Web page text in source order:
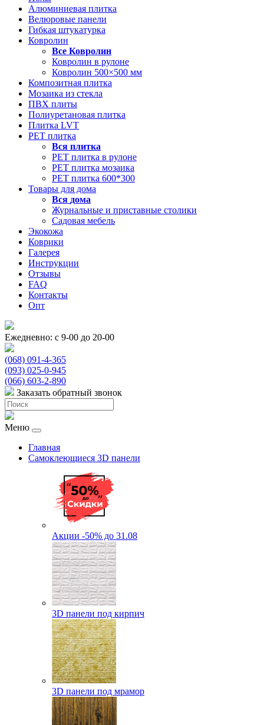
Алюминиевая плитка
Велюровые панели
Гибкая штукатурка
Ковролин
Все Ковролин
Ковролин в рулоне
Ковролин 500×500 мм
Композитная плитка
Мозаика из стекла
ПВХ плиты
Полиуретановая плитка
Плитка LVT
РЕТ плитка
Вся плитка
РЕТ плитка в рулоне
РЕТ плитка мозаика
РЕТ плитка 600*300
Товары для дома
Вся дома
Журнальные и приставные столики
Садовая мебель
Экокожа
Коврики
Галерея
Инструкции
Отзывы
FAQ
Контакты
Опт
Ежедневно: с 9-00 до 20-00
(068) 091-4-365
(093) 025-0-945
(066) 603-2-890
Заказать обратный звонок
Меню
Главная
Самоклеющиеся 3D панели
Акции -50% до 31.08
3D панели под кирпич
3D панели под мрамор